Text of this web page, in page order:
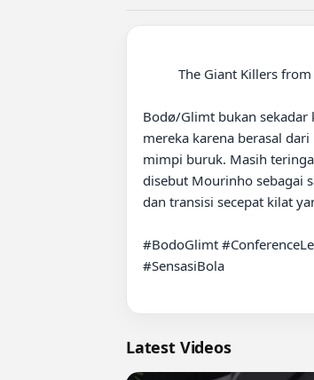
Bodø/Glimt bukan sekadar
mereka karena berasal
mimpi buruk. Masih
disebut Mourinho sebagai
dan transisi secepat kilat
#BodoGlimt
#SensasiBola
Latest Videos